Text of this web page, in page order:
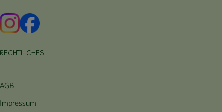
Externer Link zu https://www.instagram.com/hofbauernhof/
Externer Link zu https://www.facebook.com/
RECHTLICHES
AGB
Impressum